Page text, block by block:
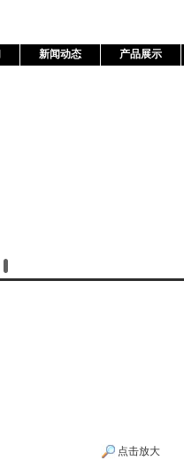
新闻动态 产品展示
点击放大